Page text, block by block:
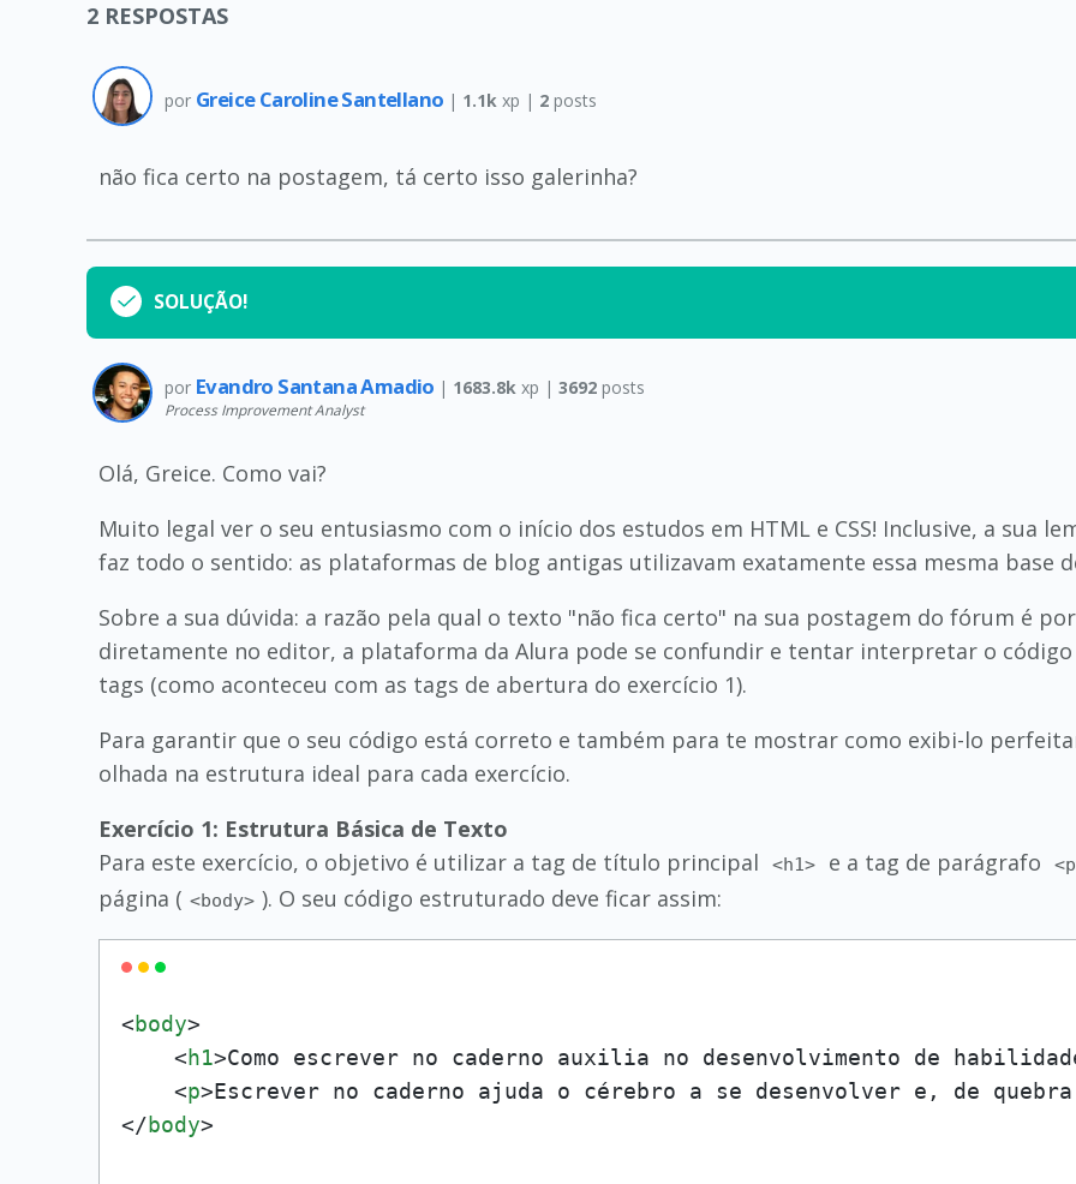
2 RESPOSTAS
por Greice Caroline Santellano | 1.1k xp | 2posts
não fica certo na postagem, tá certo isso galerinha?
SOLUÇÃO!
por Evandro Santana Amadio | 1683.8k xp |3692 posts
Process Improvement Analyst
Olá, Greice. Como vai?
Muito legal ver o seu entusiasmo com o início dos estudos em HTML e CSS! Inclusive, a sua
faz todo o sentido: as plataformas de blog antigas utilizavam exatamente essa mesma base
Sobre a sua dúvida: a razão pela qual o texto "não fica certo" na sua postagem do fórum é
diretamente no editor, a plataforma da Alura pode se confundir e tentar interpretar o
tags (como aconteceu com as tags de abertura do exercício 1).
Para garantir que o seu código está correto e também para te mostrar como exibi-lo
olhada na estrutura ideal para cada exercício.
Exercício 1: Estrutura Básica de Texto
Para este exercício, o objetivo é utilizar a tag de título principal
<h1> e a tag de parágrafo
página ( <body> ). O seu código estruturado deve ficar assim:
<body>
<h1>Como escrever no caderno auxilia no desenvolvimento de
<p>Escrever no caderno ajuda o cérebro a se desenvolver e, de
</body>